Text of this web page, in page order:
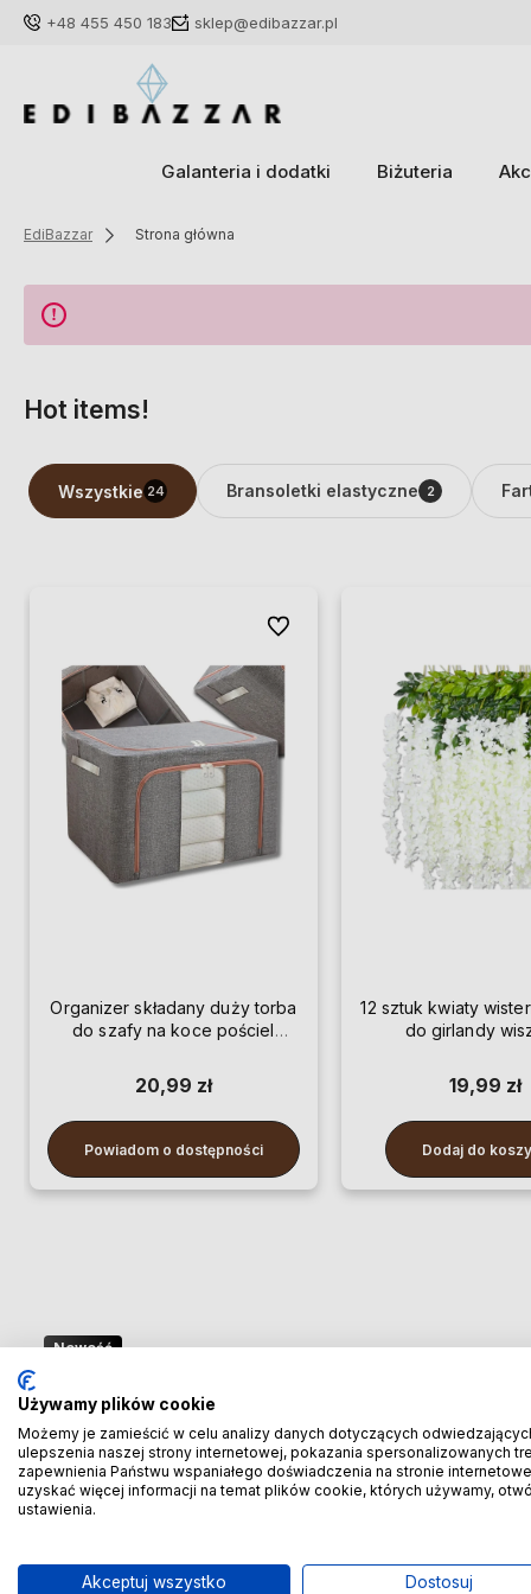
+48 455 450 183 sklep@edibazzar.pl
Galanteria i dodatki Biżuteria
EdiBazzar Strona główna
Hot items!
Wszystkie 24 Bransoletki elastyczne 2
Organizer składany duży torba
do szafy na koce pościel
20,99 zł
Powiadom o dostępności
Do ulubionych
12 sztuk kwiaty
do girlandy
19,99 zł
Dodaj do
Nowość
🚢 Bezpośredni import z Chin
– oszczędzaj więcej! 🚢
🚆 Importuj taniej! Pierwszych 100 klientów
otrzyma rabat
Używamy plików cookie
Możemy je zamieścić w celu analizy danych dotyczących
ulepszenia naszej strony internetowej, pokazania spersonalizowanych
zapewnienia Państwu wspaniałego doświadczenia na stronie
uzyskać więcej informacji na temat plików cookie, których używamy,
ustawienia.
Akceptuj wszystko Dostosuj